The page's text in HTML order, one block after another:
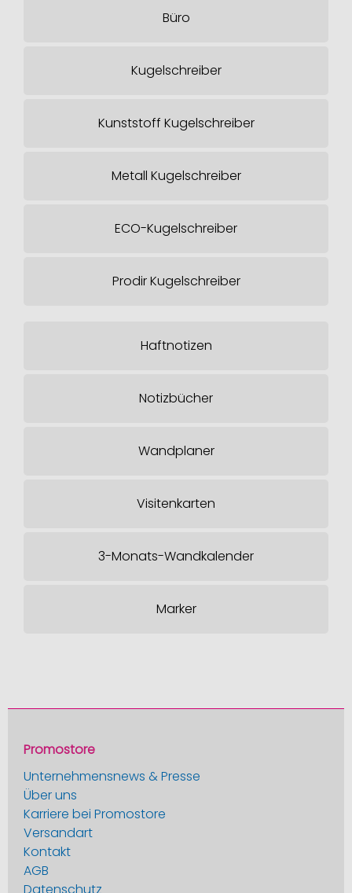
Büro
Kugelschreiber
Kunststoff Kugelschreiber
Metall Kugelschreiber
ECO-Kugelschreiber
Prodir Kugelschreiber
Haftnotizen
Notizbücher
Wandplaner
Visitenkarten
3-Monats-Wandkalender
Marker
Promostore
Unternehmensnews & Presse
Über uns
Karriere bei Promostore
Versandart
Kontakt
AGB
Datenschutz